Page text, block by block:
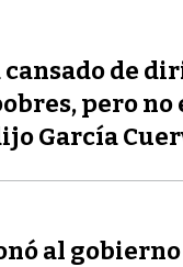
cansado de
pero no
García
al